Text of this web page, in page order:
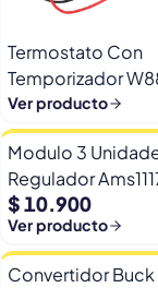
Termostato Con
Temporizador
Automatico Frio
Ver producto
Modulo 3
Regulador
Yp-8 Con Pines
$ 10.900
Ver producto
Convertidor Buck